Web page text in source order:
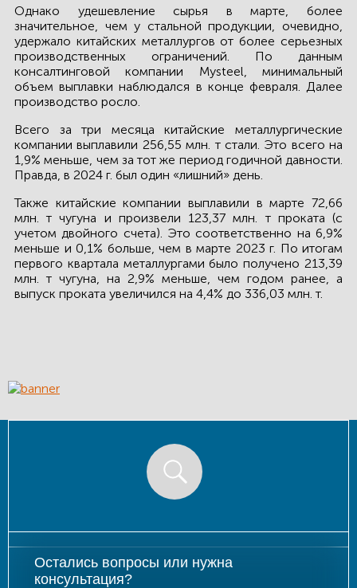
НОВОСТИ
КОНТАКТЫ
ЛИЧНЫЙ КАБИНЕТ
ЛИЧНЫЙ КАБИНЕТ
КЛИЕНТА
Однако удешевление сырья в марте, более
значительное, чем у стальной продукции, очевидно,
удержало китайских металлургов от более серьезных
производственных ограничений. По данным
консалтинговой компании Mysteel, минимальный
объем выплавки наблюдался в конце февраля. Далее
производство росло.
Всего за три месяца китайские металлургические
компании выплавили 256,55 млн. т стали. Это всего на
1,9% меньше, чем за тот же период годичной давности.
Правда, в 2024 г. был один «лишний» день.
Также китайские компании выплавили в марте 72,66
млн. т чугуна и произвели 123,37 млн. т проката (с
учетом двойного счета). Это соответственно на 6,9%
меньше и 0,1% больше, чем в марте 2023 г. По итогам
первого квартала металлургами было получено 213,39
млн. т чугуна, на 2,9% меньше, чем годом ранее, а
выпуск проката увеличился на 4,4% до 336,03 млн. т.
Остались вопросы или нужна
консультация?